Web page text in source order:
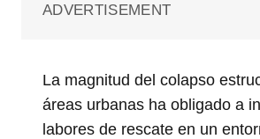
ADVERTISEMENT
La magnitud del colapso
áreas urbanas ha obligado a
labores de rescate en un